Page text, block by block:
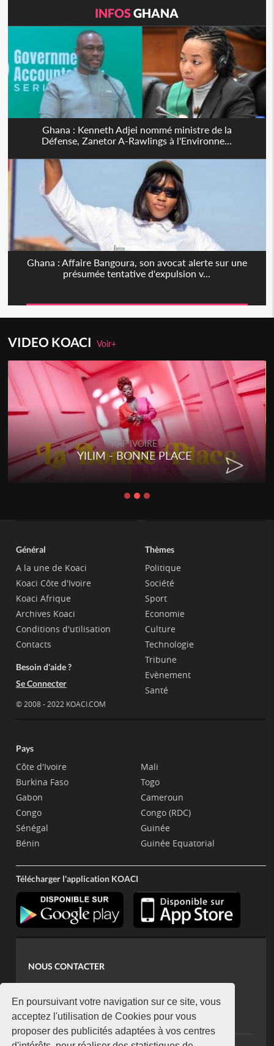
En poursuivant votre navigation sur ce site, vous
acceptez l'utilisation de Cookies pour vous
proposer des publicités adaptées à vos centres
INFOSGHANA
Ghana : Kenneth Adjei nommé ministre de la
Défense, Zanetor A-Rawlings à l'Environne...
Ghana : Affaire Bangoura, son avocat alerte sur une
présumée tentative d'expulsion v...
VIDEO KOACIVoir+
RAP IVOIRE
YILIM - BONNE PLACE
Général
A la une de Koaci
Koaci Côte d'Ivoire
Koaci Afrique
Archives Koaci
Conditions d'utilisation
Contacts
Besoin d'aide ?
Se Connecter
© 2008 - 2022 KOACI.COM
Thèmes
Politique
Société
Sport
Economie
Culture
Technologie
Tribune
Evènement
Santé
Pays
Côte d'Ivoire
Burkina Faso
Gabon
Congo
Sénégal
Bénin
Mali
Togo
Cameroun
Congo (RDC)
Guinée
Guinée Equatorial
Télécharger l'application KOACI
NOUS CONTACTER
koaci@yahoo.fr
+225 07 08 85 52 93